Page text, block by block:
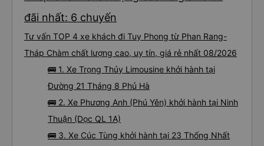
đãi nhất: 6 chuyến
Tư vấn TOP 4 xe khách đi Tuy Phong từ Phan Rang-
Tháp Chàm chất lượng cao, uy tín, giá rẻ nhất 08/2026
🚌 1. Xe Trọng Thủy Limousine khởi hành tại
Đường 21 Tháng 8 Phủ Hà
🚌 2. Xe Phương Anh (Phú Yên) khởi hành tại Ninh
Thuận (Dọc QL 1A)
🚌 3. Xe Cúc Tùng khởi hành tại 23 Thống Nhất